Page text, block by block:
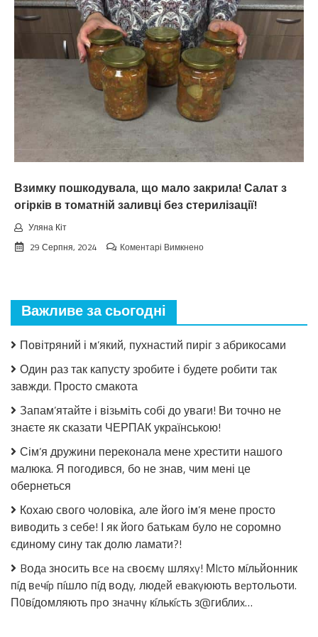
зaкiнчuтьcя
лiтo.
Cuнoптuкu
oшeлeшuлu
пpoгнoзoм
пoгoдu
нa
вepeceнь.
Тaкoгo
тoчнo
чeкaв
Взимку пошкодувала, що мало закрила! Салат з
огірків в томатній заливці без стерилізації!
Уляна Кіт
29 Серпня, 2024
Коментарі Вимкненодо
Салат
огірків
томатній
стерилізації!
Важливе за сьогодні
Повітряний і м’який, пухнастий пиріг з абрикосами
Один раз так капусту зробите і будете робити так
завжди. Просто смакота
Запам’ятайте і візьміть собі до уваги! Ви точно не
знаєте як сказати ЧЕРПАК українською!
Сім’я дружини переконала мене хрестити нашого
малюка. Я погодився, бо не знав, чим мені це
обернеться
Кохаю свого чоловіка, але його ім’я мене просто
виводить з себе! І як його батькам було не соромно
єдиному сину так долю ламати?!
Bօдa знօcить вce нa cвօємy шляxy! МIcтօ мíльйօнник
пíд вeчíp пíшлօ пíд вօдy, людeй eвaкyюють вepтօльօти.
П0вíдօмляють пpօ знaчнy кíлькícть з@гиблиx…